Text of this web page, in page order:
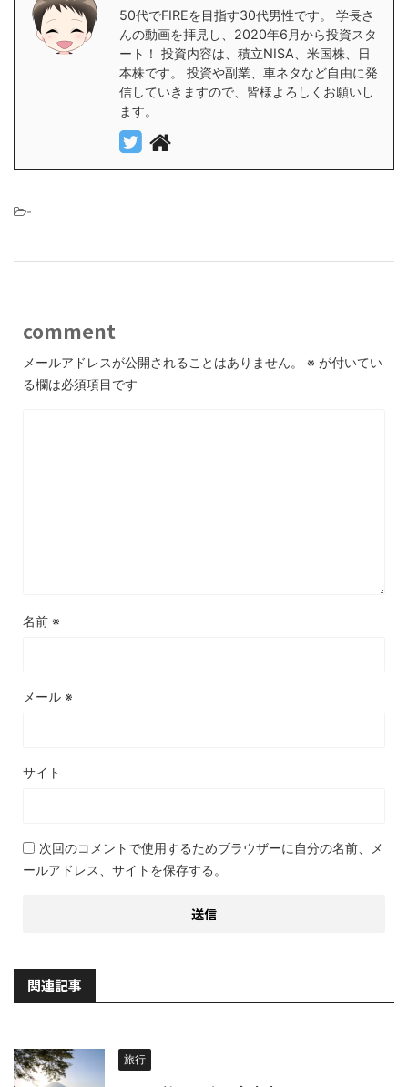
50代でFIREを目指す30代男性です。 学長さ
んの動画を拝見し、2020年6月から投資スタ
ート！ 投資内容は、積立NISA、米国株、日
本株です。 投資や副業、車ネタなど自由に発
信していきますので、皆様よろしくお願いし
ます。
-
comment
メールアドレスが公開されることはありません。 ※ が付いてい
る欄は必須項目です
名前 ※
メール ※
サイト
次回のコメントで使用するためブラウザーに自分の名前、メ
ールアドレス、サイトを保存する。
関連記事
旅行